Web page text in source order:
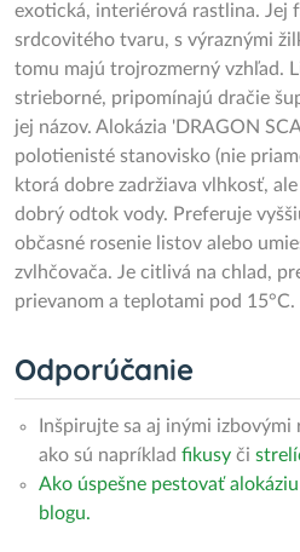
exotická, interiérová rastlina. Jej
srdcovitého tvaru, s výraznými
tomu majú trojrozmerný vzhľad.
strieborné, pripomínajú dračie
jej názov. Alokázia 'DRAGON
polotienisté stanovisko (nie
ktorá dobre zadržiava vlhkosť,
dobrý odtok vody. Preferuje
občasné rosenie listov alebo
zvlhčovača. Je citlivá na chlad,
prievanom a teplotami pod 15°C.
Odporúčanie
Inšpirujte sa aj inými izbovými
ako sú napríklad fikusy či
Ako úspešne pestovať
blogu.